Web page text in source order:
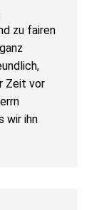
zu fairen
Zeit vor
wir ihn